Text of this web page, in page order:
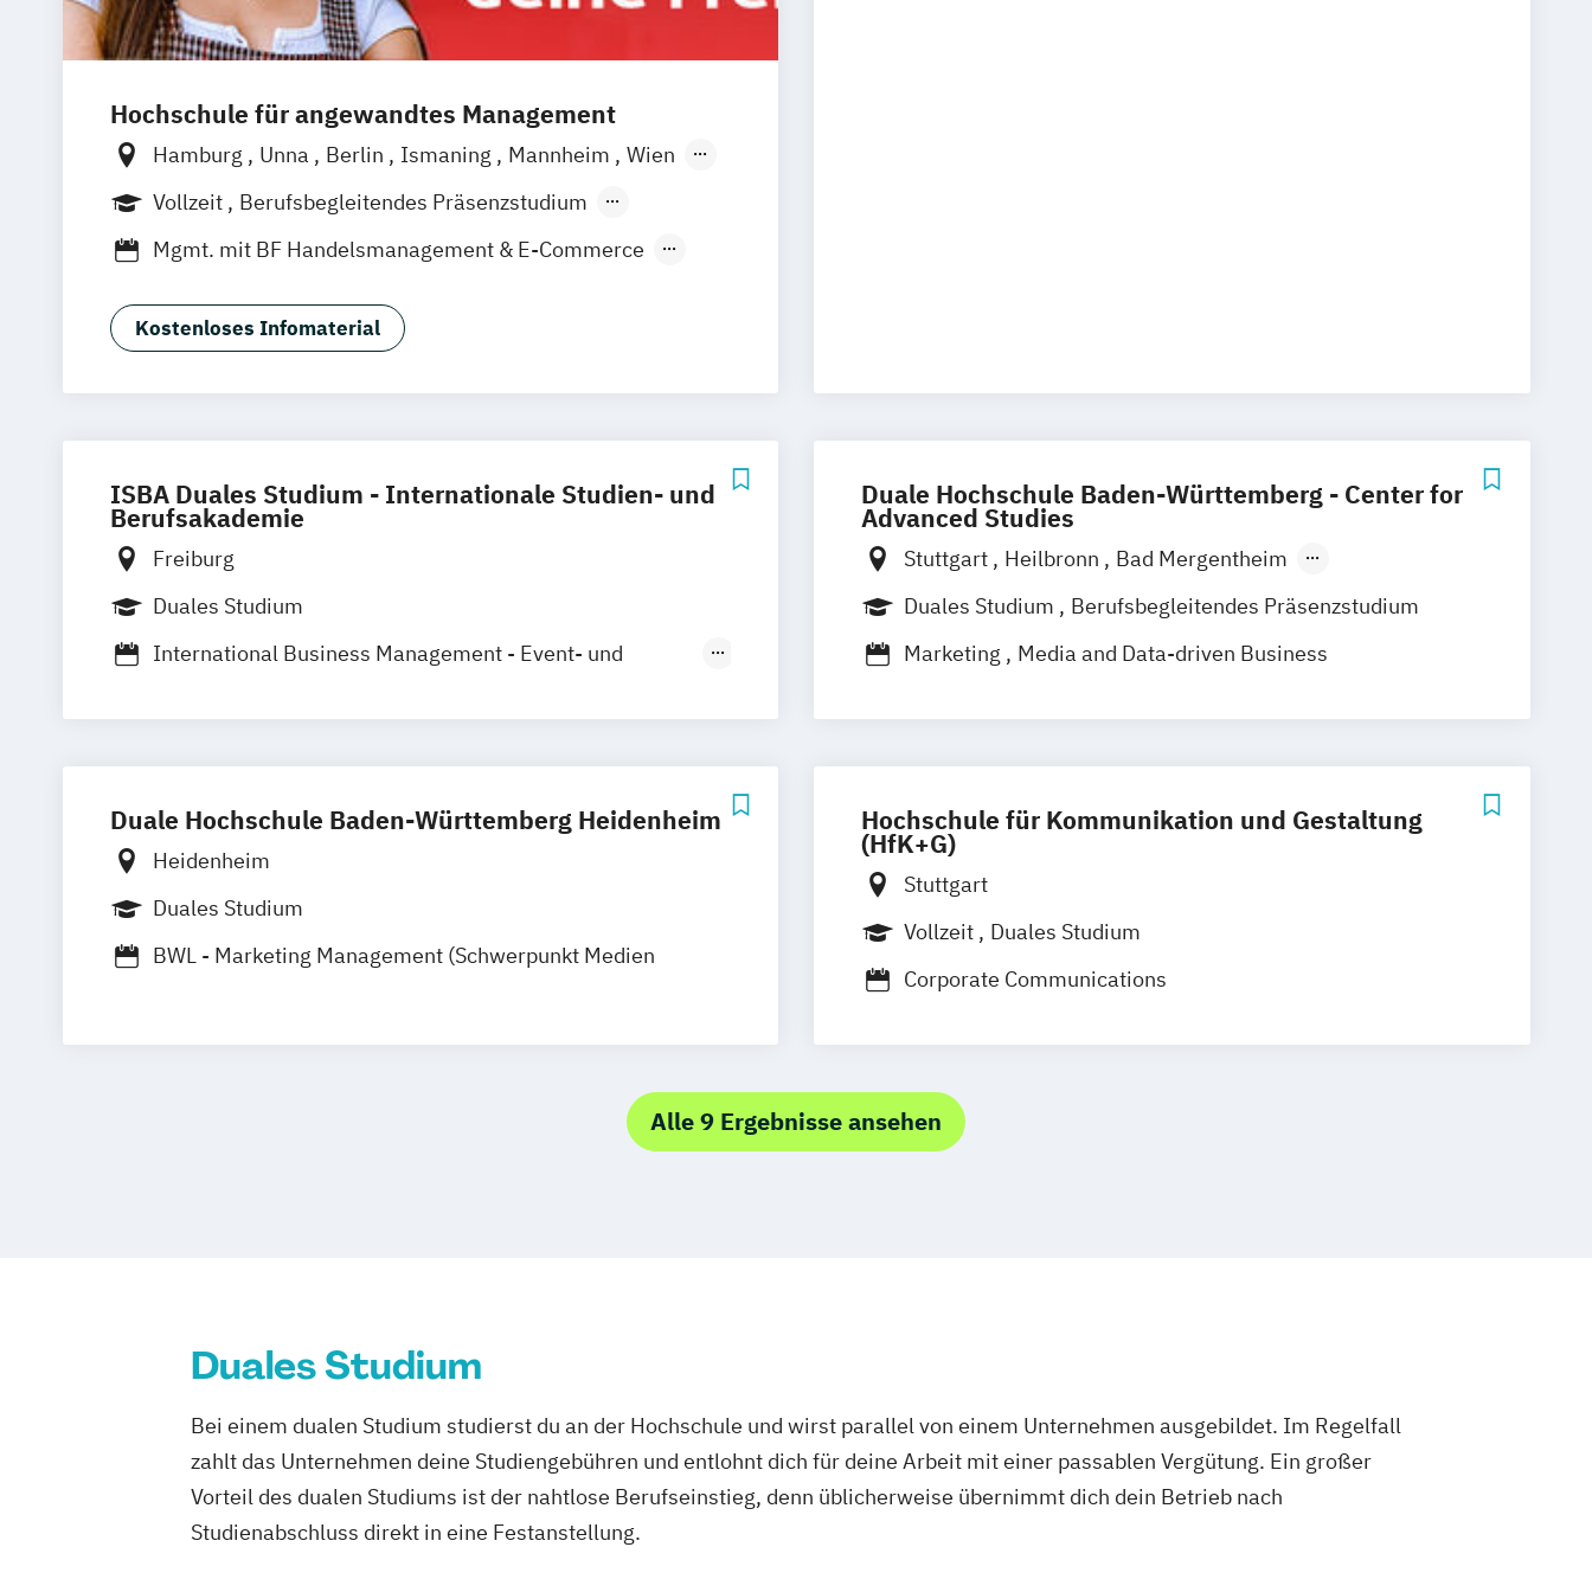
Hochschule für angewandtes Management
Hamburg Unna Berlin Ismaning Mannheim
Wien
Frankfurt
Hannover Leipzig Düsseldorf
Nürnberg
Stuttgart
Vollzeit
Berufsbegleitendes Präsenzstudium
Duales Studium
Mgmt. mit BF Handelsmanagement & E-Commerce
Kostenloses Infomaterial
ISBA Duales Studium - Internationale Studien- und
Berufsakademie
Freiburg
Duales Studium
International Business Management - Event- und
International Business Management - Marketing
Duale Hochschule Baden-Württemberg - Center for
Advanced Studies
Stuttgart Heilbronn
Bad Mergentheim
Friedrichshafen
Heidenheim Karlsruhe
Lörrach
Mosbach
Ravensburg
Villingen-Schwenningen Horb am Neckar
Duales Studium
Berufsbegleitendes Präsenzstudium
Marketing
Media and Data-driven Business
Duale Hochschule Baden-Württemberg Heidenheim
Heidenheim
Duales Studium
BWL - Marketing Management (Schwerpunkt Medien
Hochschule für Kommunikation und Gestaltung
(HfK+G)
Stuttgart
Vollzeit
Duales Studium
Corporate Communications
Alle 9 Ergebnisse ansehen
Duales Studium
Bei einem dualen Studium studierst du an der Hochschule und wirst parallel von einem Unternehmen ausgebildet. Im Regelfall
zahlt das Unternehmen deine Studiengebühren und entlohnt dich für deine Arbeit mit einer passablen Vergütung. Ein großer
Vorteil des dualen Studiums ist der nahtlose Berufseinstieg, denn üblicherweise übernimmt dich dein Betrieb nach
Studienabschluss direkt in eine Festanstellung.